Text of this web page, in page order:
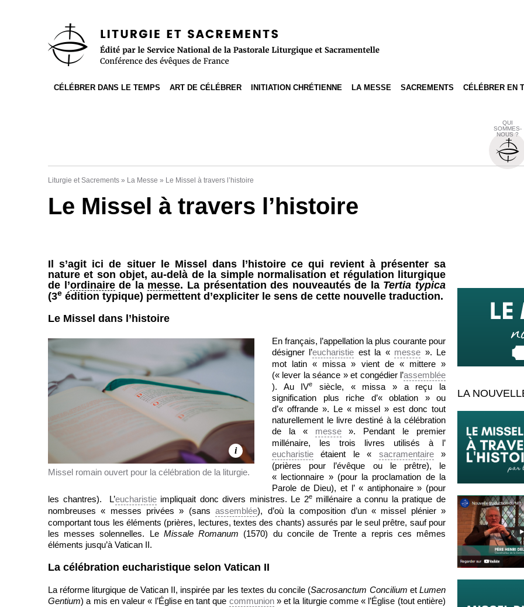
Accès direct à la recherche
CÉLÉBRER DANS LE TEMPS ART DE CÉLÉBRER INITIATION CHRÉTIENNE LA MESSE SACREMENTS CÉLÉBRER EN
QUI
SOMMES-
NOUS ?
Liturgie et Sacrements » La Messe » Le Missel à travers l’histoire
Le Missel à travers l’histoire
Il s’agit ici de situer le Missel dans l’histoire ce qui revient à présenter sa
nature et son objet, au-delà de la simple normalisation et régulation liturgique
de l’ordinairede la messe. La présentation des nouveautés de la Tertia typica
(3e édition typique) permettent d’expliciter le sens de cette nouvelle traduction.
Le Missel dans l’histoire
i
Missel romain ouvert pour la célébration de la liturgie.
En français, l’appellation la plus courante pour
désigner l’eucharistie est la « messe ». Le
mot latin « missa » vient de « mittere »
(« lever la séance » et congédier l’assemblée
). Au IVe
siècle, « missa » a reçu la
signification plus riche d’« oblation » ou
d’« offrande ». Le « missel » est donc tout
naturellement le livre destiné à la célébration
de la « messe». Pendant le premier
millénaire, les trois livres utilisés à l’
eucharistie étaient le « sacramentaire»
(prières pour l’évêque ou le prêtre), le
« lectionnaire » (pour la proclamation de la
Parole de Dieu), et l’ « antiphonaire » (pour
les chantres). L’eucharistieimpliquait donc divers ministres. Le 2emillénaire a connu la pratique de
nombreuses « messes privées » (sansassemblée), d’où la composition d’un « missel plénier »
comportant tous les éléments (prières, lectures, textes des chants) assurés par le seul prêtre, sauf pour
les messes solennelles. Le Missale Romanum (1570) du concile de Trente a repris ces mêmes
éléments jusqu’à Vatican II.
La célébration eucharistique selon Vatican II
La réforme liturgique de Vatican II, inspirée par les textes du concile (Sacrosanctum Concilium etLumen
Gentium) a mis en valeur « l’Église en tant que communion» et la liturgie comme « l’Église (tout entière)
LA